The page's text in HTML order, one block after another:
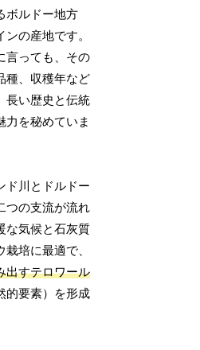
ボルドー地方
の産地です。
言っても、その
種、収穫年など
長い歴史と伝統
力を秘めていま
ド川とドルドー
つの支流が流れ
な気候と石灰質
培に最適で、
出すテロワール
的要素）を形成